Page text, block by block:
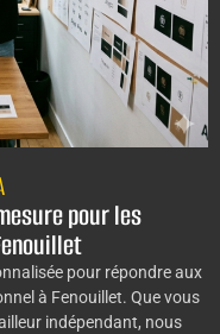
pour les
pour répondre aux
à Fenouillet. Que vous
indépendant, nous